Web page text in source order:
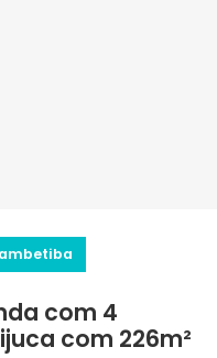
com 4
com 226m²